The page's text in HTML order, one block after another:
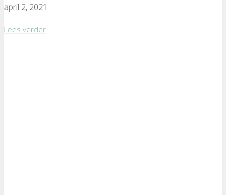
april 2, 2021
Lees verder